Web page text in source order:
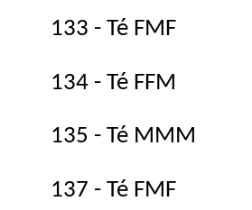
133 - Té FMF
134 - Té FFM
135 - Té MMM
137 - Té FMF